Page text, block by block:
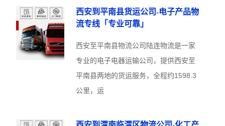
西安到平南县货运公司-电子产品物
流专线「专业可靠」
西安至平南县物流公司陆连物流是一家
专业的电子电器运输公司，提供西安至
平南县两地的货运服务，全程约1598.3
公里，运